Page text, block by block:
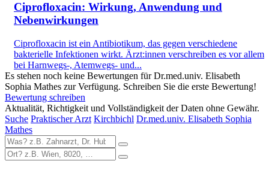
Ciprofloxacin: Wirkung, Anwendung und
Nebenwirkungen
Ciprofloxacin ist ein Antibiotikum, das gegen verschiedene
bakterielle Infektionen wirkt. Ärzt:innen verschreiben es vor allem
bei Harnwegs-, Atemwegs- und...
Es stehen noch keine Bewertungen für Dr.med.univ. Elisabeth
Sophia Mathes zur Verfügung. Schreiben Sie die erste Bewertung!
Bewertung schreiben
Aktualität, Richtigkeit und Vollständigkeit der Daten ohne Gewähr.
Suche Praktischer Arzt Kirchbichl Dr.med.univ. Elisabeth Sophia
Mathes